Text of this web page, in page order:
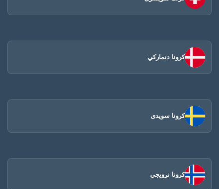
كرونا دنماركي
كرونا سويدى
كرونا نرويجي